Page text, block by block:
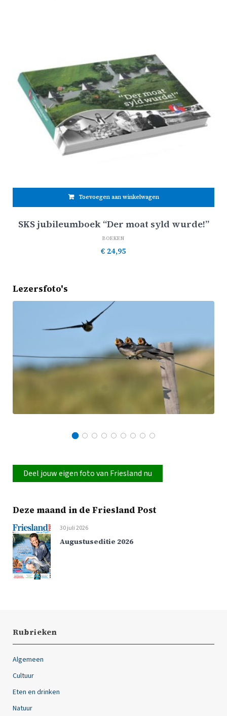
Toevoegen aan winkelwagen
SKS jubileumboek “Der moat syld wurde!”
BOEKEN
€ 24,95
Lezersfoto's
Deel jouw eigen foto van Friesland nu
Deze maand in de Friesland Post
30 juli 2026
Augustuseditie 2026
Rubrieken
Algemeen
Cultuur
Eten en drinken
Natuur